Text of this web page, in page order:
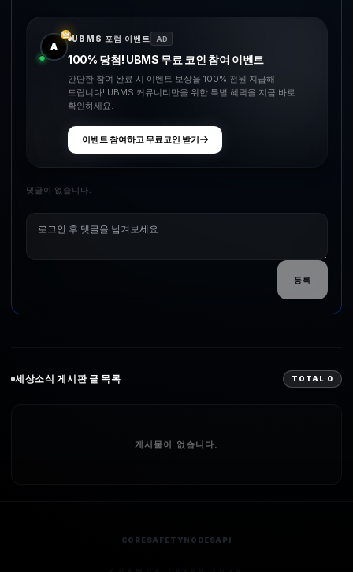
A
UBMS 포럼 이벤트 AD
100% 당첨! UBMS 무료 코인 참여 이벤트
간단한 참여 완료 시 이벤트 보상을 100% 전원 지급해
드립니다! UBMS 커뮤니티만을 위한 특별 혜택을 지금 바로
확인하세요.
이벤트 참여하고 무료코인 받기
댓글이 없습니다.
등록
세상소식 게시판 글 목록 TOTAL 0
게시물이 없습니다.
CORESAFETYNODESAPI